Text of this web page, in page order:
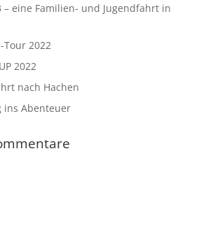
– eine Familien- und Jugendfahrt in
Tour 2022
2022
nach Hachen
ins Abenteuer